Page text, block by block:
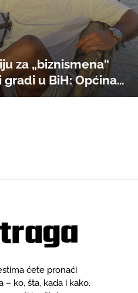
za „biznismena“
u BiH: Općina
o
ćete pronaći
ko, šta, kada i kako.